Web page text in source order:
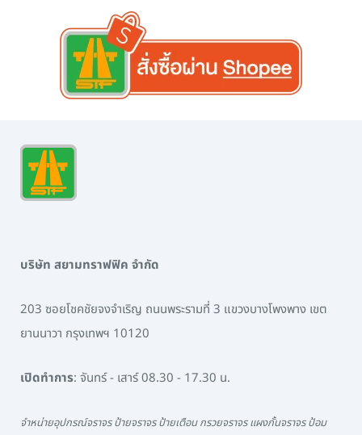
บริษัท สยามทราฟฟิค จำกัด
203 ซอยโชคชัยจงจำเริญ ถนนพระรามที่ 3 แขวงบางโพงพาง เขต
ยานนาวา กรุงเทพฯ 10120
เปิดทำการ: จันทร์ - เสาร์ 08.30 - 17.30 น.
จำหน่ายอุปกรณ์จราจร ป้ายจราจร ป้ายเตือน กรวยจราจร แผงกั้นจราจร ป้อม